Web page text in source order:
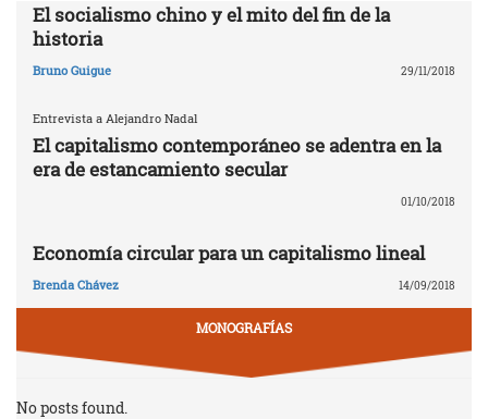
El socialismo chino y el mito del fin de la
historia
Bruno Guigue 29/11/2018
Entrevista a Alejandro Nadal
El capitalismo contemporáneo se adentra en la
era de estancamiento secular
01/10/2018
Economía circular para un capitalismo lineal
Brenda Chávez 14/09/2018
MONOGRAFÍAS
No posts found.